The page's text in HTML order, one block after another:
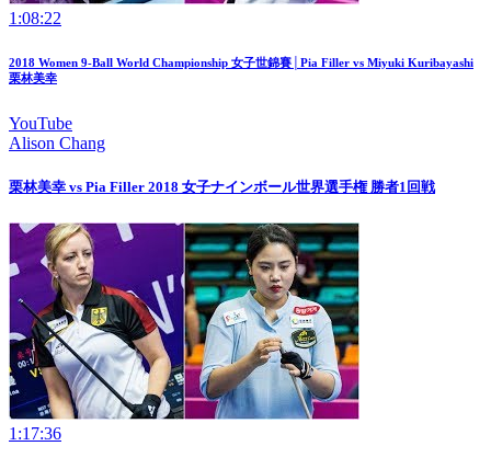
1:08:22
2018 Women 9-Ball World Championship 女子世錦賽│Pia Filler vs Miyuki Kuribayashi
栗林美幸
YouTube
Alison Chang
栗林美幸 vs Pia Filler 2018 女子ナインボール世界選手権 勝者1回戦
1:17:36